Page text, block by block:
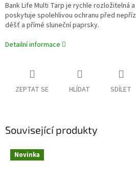
Bank Life Multi Tarp je rychle rozložitelná
poskytuje spolehlivou ochranu před
déšť a přímé sluneční paprsky.
Detailní informace
ZEPTAT SE HLÍDAT SDÍLET
Související produkty
Novinka